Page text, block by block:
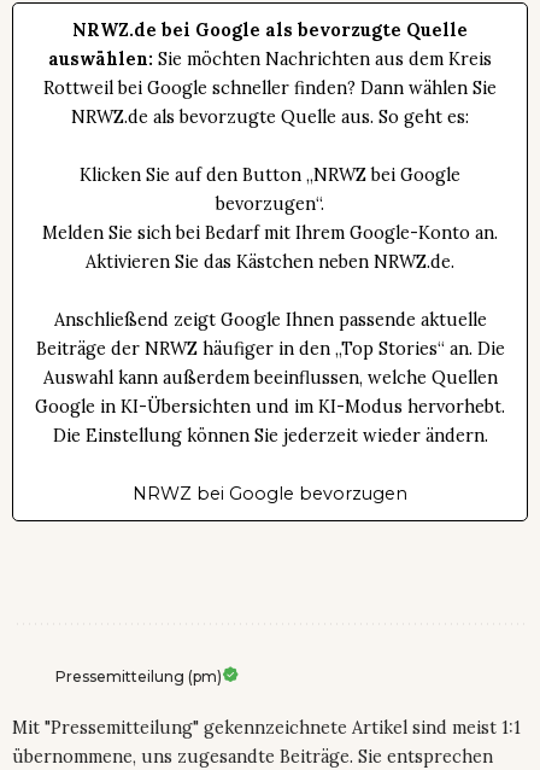
NRWZ.de bei Google als bevorzugte Quelle
auswählen: Sie möchten Nachrichten aus dem Kreis
Rottweil bei Google schneller finden? Dann wählen Sie
NRWZ.de als bevorzugte Quelle aus. So geht es:
Klicken Sie auf den Button „NRWZ bei Google
bevorzugen“.
Melden Sie sich bei Bedarf mit Ihrem Google-Konto an.
Aktivieren Sie das Kästchen neben NRWZ.de.
Anschließend zeigt Google Ihnen passende aktuelle
Beiträge der NRWZ häufiger in den „Top Stories“ an. Die
Auswahl kann außerdem beeinflussen, welche Quellen
Google in KI-Übersichten und im KI-Modus hervorhebt.
Die Einstellung können Sie jederzeit wieder ändern.
NRWZ bei Google bevorzugen
Pressemitteilung (pm)
Mit "Pressemitteilung" gekennzeichnete Artikel sind meist 1:1
übernommene, uns zugesandte Beiträge. Sie entsprechen